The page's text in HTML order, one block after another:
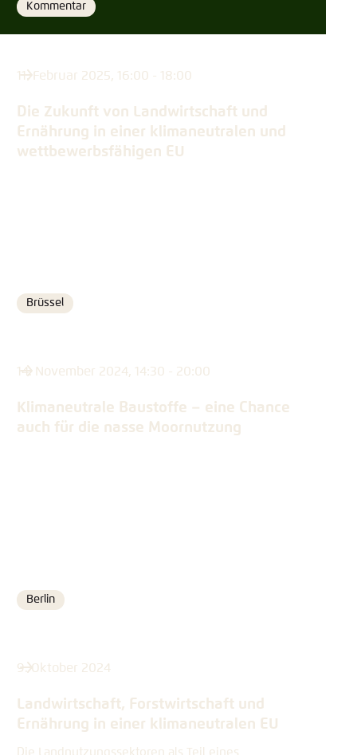
Format
Kommentar
11. Februar 2025, 16:00 - 18:00
Die Zukunft von Landwirtschaft und
Ernährung in einer klimaneutralen und
wettbewerbsfähigen EU
Ort
Brüssel
14. November 2024, 14:30 - 20:00
Klimaneutrale Baustoffe – eine Chance
auch für die nasse Moornutzung
Ort
Berlin
9. Oktober 2024
Landwirtschaft, Forstwirtschaft und
Ernährung in einer klimaneutralen EU
Die Landnutzungssektoren als Teil eines